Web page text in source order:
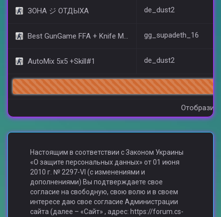
ЗОНА ジ ОТДЫХА de_dust2
Best GunGame FFA + Knife MOD(+18) gg_supadeth_16
AutoMix 5x5 +Skill#1 de_dust2
Настоящим в соответствии с Законом Украины
«О защите персональных данных» от 01 июня
2010 г. № 2297-VI (с изменениями и
дополнениями) Вы подтверждаете свое
согласие на свободную, свою волю и в своем
интересе даю свое согласие Администрации
сайта (далее – «Сайт» , адрес: https://forum.cs-